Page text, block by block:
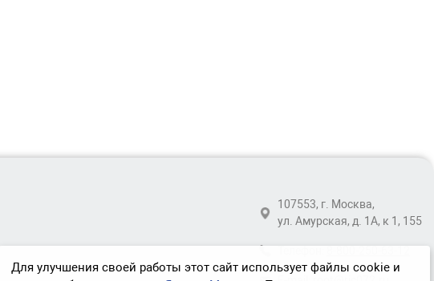
107553, г. Москва,
ул. Амурская, д. 1А, к 1, 155
Для улучшения своей работы этот сайт использует файлы cookie и